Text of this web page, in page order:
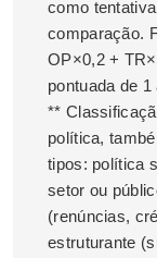
como
comparação.
OP×0,2 +
pontuada de 1
**
política,
tipos: política
setor ou
(renúncias,
estruturante